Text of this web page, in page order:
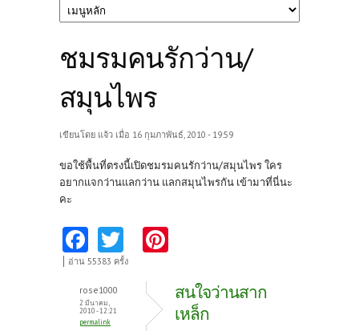
ชมรมคนรักว่าน/
สมุนไพร
เขียนโดย แจ้ว เมื่อ 16 กุมภาพันธ์, 2010 - 19:59
ขอใช้พื้นที่ตรงนี้เปิดชมรมคนรักว่าน/สมุนไพร ใคร
อยากแจกว่านแลกว่าน แลกสมุนไพรกัน เข้ามาที่นี่นะ
คะ
Fa
ce
b
o
w
itt er
es
อ่าน 55383 ครั้ง
rose1000
2 มีนาคม,
2010 - 12:21
permalink
สนใจว่านสาก
เหล็ก